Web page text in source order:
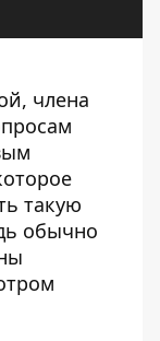
члена
такую
обычно